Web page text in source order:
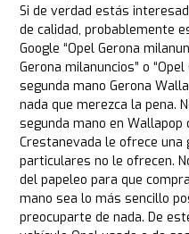
Si de verdad estás
de calidad, probablemente
Google “Opel Gerona
Gerona milanuncios” o
segunda mano Gerona
nada que merezca la pena.
segunda mano en Wallapop
Crestanevada le ofrece
particulares no le ofrecen.
del papeleo para que
mano sea lo más sencillo
preocuparte de nada. De